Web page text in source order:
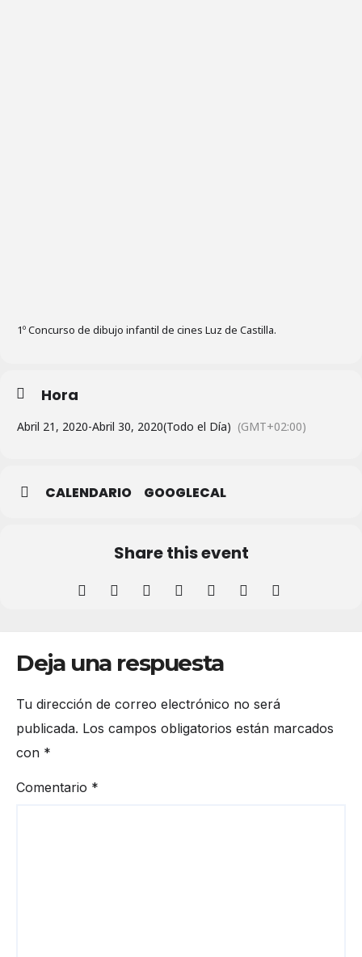
1º Concurso de dibujo infantil de cines Luz de Castilla.
Hora
Abril 21, 2020-Abril 30, 2020(Todo el Día) (GMT+02:00)
CALENDARIO GOOGLECAL
Share this event
Deja una respuesta
Tu dirección de correo electrónico no será
publicada. Los campos obligatorios están marcados
con *
Comentario *